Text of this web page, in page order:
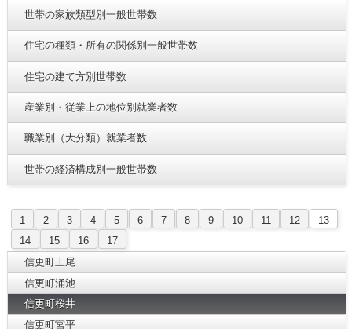
世帯の家族類型別一般世帯数
住宅の種類・所有の関係別一般世帯数
住宅の建て方別世帯数
産業別・従業上の地位別就業者数
職業別（大分類）就業者数
世帯の経済構成別一般世帯数
1 2 3 4 5 6 7 8 9 10 11 12
13
14
15 16
17
信更町上尾
信更町涌池
信更町桜井
信更町宮平